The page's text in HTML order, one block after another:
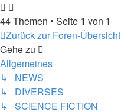
44 Themen • Seite 1 von 1
Zurück zur Foren-Übersicht
Gehe zu
Allgemeines
↳ NEWS
↳ DIVERSES
↳ SCIENCE FICTION